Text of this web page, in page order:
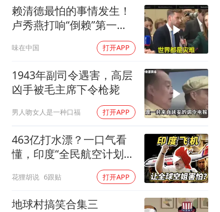
如何把百年大党建设得更加坚强有力？
赖清德最怕的事情发生！
卢秀燕打响“倒赖”第一
味在中国 打开APP
1943年副司令遇害，高层
凶手被毛主席下令枪毙
男人吻女人是一种口福 打开APP
463亿打水漂？一口气看
懂，印度“全民航空计划”
花狸胡说 6跟贴 打开APP
地球村搞笑合集三